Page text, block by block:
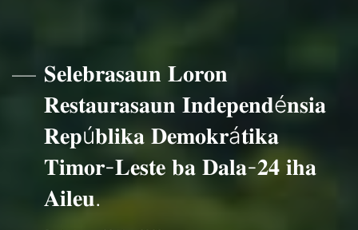
𝐒𝐞𝐥𝐞𝐛𝐫𝐚𝐬𝐚𝐮𝐧 𝐋𝐨𝐫𝐨𝐧
𝐑𝐞𝐬𝐭𝐚𝐮𝐫𝐚𝐬𝐚𝐮𝐧 𝐈𝐧𝐝𝐞𝐩𝐞𝐧𝐝é𝐧𝐬𝐢𝐚
𝐑𝐞𝐩ú𝐛𝐥𝐢𝐤𝐚 𝐃𝐞𝐦𝐨𝐤𝐫á𝐭𝐢𝐤𝐚
𝐓𝐢𝐦𝐨𝐫-𝐋𝐞𝐬𝐭𝐞 𝐛𝐚 𝐃𝐚𝐥𝐚-𝟐𝟒 𝐢𝐡𝐚
𝐀𝐢𝐥𝐞𝐮.